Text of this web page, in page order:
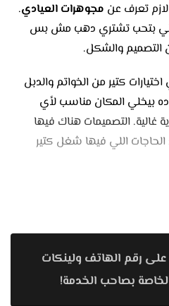
تعرف عن مجوهرات العيادي.
بتحب تشتري دهب مش بس
والشكل.
كتير من الخواتم والدبل
بيخلي المكان مناسب لأي
التصميمات هناك فيها
اللي فيها شغل كتير
واحدة فيها لمسة مختلفة، وده
للزبون، فهتلاقي فريق العمل
ذوقك وميزانيتك، من غير ما
رقم الهاتف ولينكات
بصاحب الخدمة!